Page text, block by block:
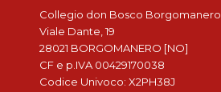
Collegio don Bosco Borgomanero
Viale Dante, 19
28021 BORGOMANERO [NO]
CF e p.IVA 00429170038
Codice Univoco: X2PH38J